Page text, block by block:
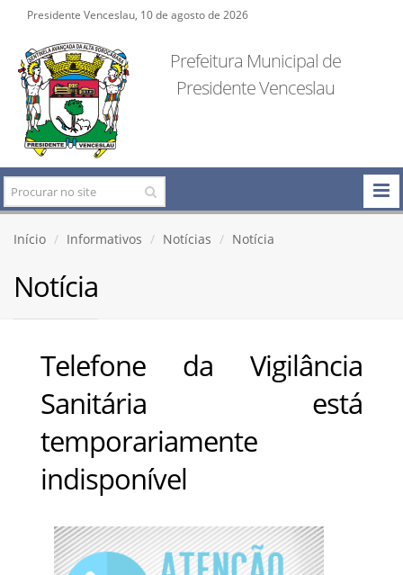
Presidente Venceslau, 10 de agosto de 2026
Prefeitura Municipal de
Presidente Venceslau
Início Informativos Notícias Notícia
Notícia
Telefone da Vigilância
Sanitária está
temporariamente
indisponível